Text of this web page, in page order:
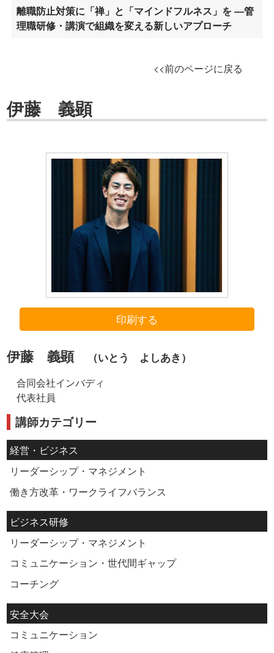
離職防止対策に「禅」と「マインドフルネス」を ―管
理職研修・講演で組織を変える新しいアプローチ
<<前のページに戻る
伊藤 義顕
印刷する
伊藤 義顕 （いとう よしあき）
合同会社インバディ
代表社員
講師カテゴリー
経営・ビジネス
リーダーシップ・マネジメント
働き方改革・ワークライフバランス
ビジネス研修
リーダーシップ・マネジメント
コミュニケーション・世代間ギャップ
コーチング
安全大会
コミュニケーション